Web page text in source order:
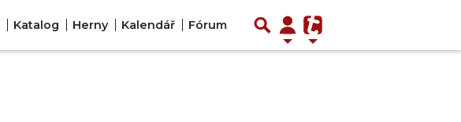
Katalog Herny Kalendář Fórum